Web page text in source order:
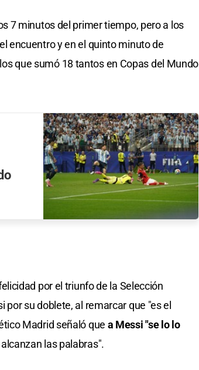
7 minutos del primer tiempo, pero a los
encuentro y en el quinto minuto de
que sumó 18 tantos en Copas del Mundo
por el triunfo de la Selección
su doblete, al remarcar que "es el
Madrid señaló que a Messi "se lo lo
las palabras".